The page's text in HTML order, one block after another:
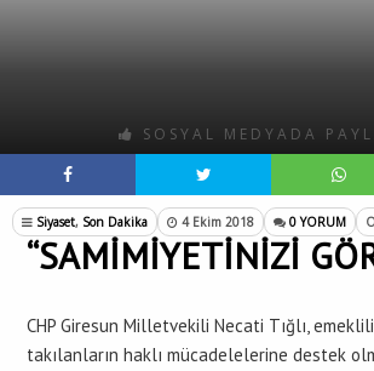
SOSYAL MEDYADA
Siyaset, Son Dakika 4 Ekim 2018 0 YORUM
“SAMİMİYETİNİZİ
CHP Giresun Milletvekili Necati Tığlı,
takılanların haklı mücadelelerine destek